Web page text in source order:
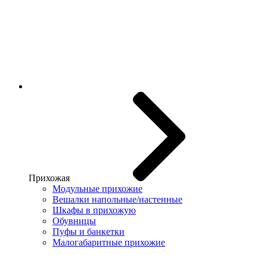
Прихожая
Модульные прихожие
Вешалки напольные/настенные
Шкафы в прихожую
Обувницы
Пуфы и банкетки
Малогабаритные прихожие